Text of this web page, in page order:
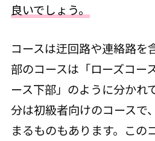
良いでしょう。
コースは迂回路や連絡路を
部のコースは「ローズコー
ース下部」のように分かれ
分は初級者向けのコースで
まるものもあります。この